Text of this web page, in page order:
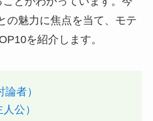
の魅力に焦点を当て、モテ
を紹介します。
者）
公）